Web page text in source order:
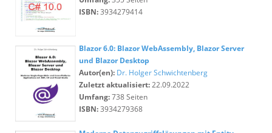
ISBN:3934279414
Blazor 6.0: Blazor WebAssembly, Blazor Server
und Blazor Desktop
Autor(en): Dr. Holger Schwichtenberg
Zuletzt aktualisiert:22.09.2022
Umfang:738 Seiten
ISBN:3934279368